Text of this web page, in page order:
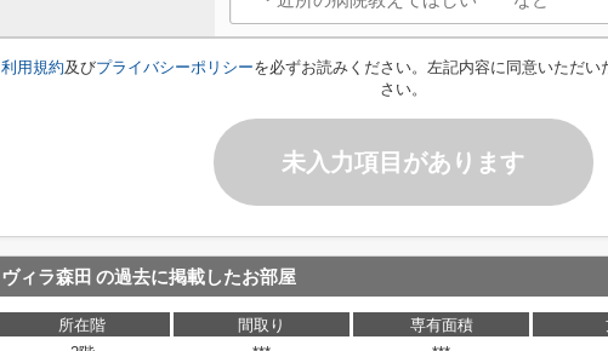
利用規約及びプライバシーポリシーを必ずお読みください。左記内容に同意いただ
さい。
未入力項目があります
ヴィラ森田 の過去に掲載したお部屋
所在階 間取り 専有面積